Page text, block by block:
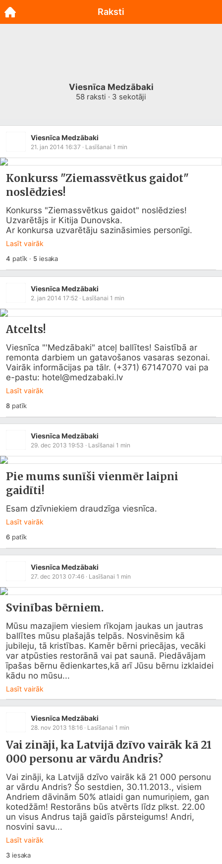
Viesnīca Medzābaki
58 raksti · 3 sekotāji
Viesnīca Medzābaki
21. jan 2014 16:37 · Lasīšanai 1 min
Konkurss "Ziemassvētkus gaidot"
noslēdzies!
Konkurss "Ziemassvētkus gaidot" noslēdzies!
Uzvarētājs ir Kitija Dunovska.
Ar konkursa uzvarētāju sazināsimies personīgi.
Lasīt vairāk
4 patīk · 5iesaka
Viesnīca Medzābaki
2. jan 2014 17:52 · Lasīšanai 1 min
Atcelts!
Viesnīca "'Medzābaki" atceļ ballītes! Saistībā ar
remonta darbiem un gatavošanos vasaras sezonai.
Vairāk informācijas pa tālr. (+371) 67147070 vai pa
e-pastu: hotel@medzabaki.lv
Lasīt vairāk
8patīk
Viesnīca Medzābaki
29. dec 2013 19:53 · Lasīšanai 1 min
Pie mums sunīši vienmēr laipni
gaidīti!
Esam dzīvniekiem draudzīga viesnīca.
Lasīt vairāk
6patīk
Viesnīca Medzābaki
27. dec 2013 07:46 · Lasīšanai 1 min
Svinības bērniem.
Mūsu mazajiem viesiem rīkojam jaukas un jautras
ballītes mūsu plašajās telpās. Nosvinēsim kā
jubileju, tā kristības. Kamēr bērni priecājas, vecāki
var atpūsties restorānā vai pat saunā. Piedāvājam
īpašas bērnu ēdienkartes,kā arī Jūsu bērnu izklaidei
kādu no mūsu...
Lasīt vairāk
Viesnīca Medzābaki
28. nov 2013 18:16 · Lasīšanai 1 min
Vai zināji, ka Latvijā dzīvo vairāk kā 21
000 personu ar vārdu Andris?
Vai zināji, ka Latvijā dzīvo vairāk kā 21 000 personu
ar vārdu Andris? Šo sestdien, 30.11.2013., visiem
Andriem dāvinām 50% atlaidi gan numuriņiem, gan
kotedžām! Restorāns būs atvērts līdz plkst. 22.00
un visus Andrus tajā gaidīs pārsteigums! Andri,
nosvini savu...
Lasīt vairāk
3iesaka
Raksti